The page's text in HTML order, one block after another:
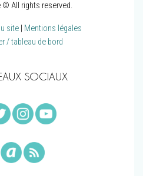
© All rights reserved.
site| Mentions légales
/ tableau de bord
SOCIAUX